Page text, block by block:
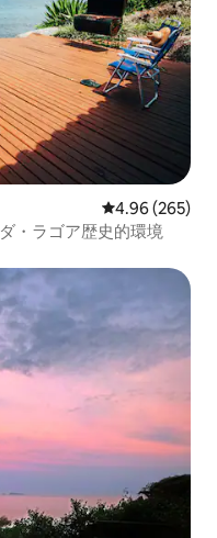
レビュー265
4.96 (265)
・ラゴア歴史的環境